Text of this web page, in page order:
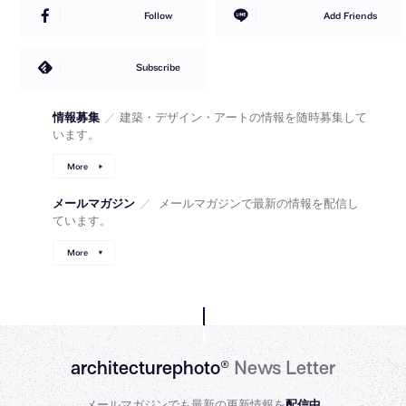
Follow Add Friends
Subscribe
情報募集 ／ 建築・デザイン・アートの情報を随時募集して
います。
More
メールマガジン ／
メールマガジンで最新の情報を配信し
ています。
More
architecturephoto®News Letter